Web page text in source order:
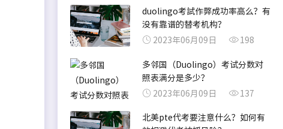
duolingo考試作弊成功率高么？有
没有靠谱的替考机构？
2023年06月09日
198
多邻国（Duolingo）考试分数对
照表满分是多少？
2023年06月09日
137
北美pte代考要注意什么？如何有